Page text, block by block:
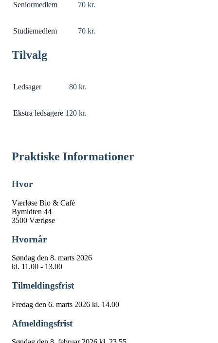
Seniormedlem 70 kr.
Studiemedlem 70 kr.
Tilvalg
Ledsager 80 kr.
Ekstra ledsagere 120 kr.
Praktiske Informationer
Hvor
Værløse Bio & Café
Bymidten 44
3500 Værløse
Hvornår
Søndag den 8. marts 2026
kl. 11.00 - 13.00
Tilmeldingsfrist
Fredag den 6. marts 2026 kl. 14.00
Afmeldingsfrist